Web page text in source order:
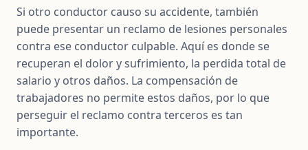
Si otro conductor causo su accidente, también
puede presentar un reclamo de lesiones personales
contra ese conductor culpable. Aquí es donde se
recuperan el dolor y sufrimiento, la perdida total de
salario y otros daños. La compensación de
trabajadores no permite estos daños, por lo que
perseguir el reclamo contra terceros es tan
importante.